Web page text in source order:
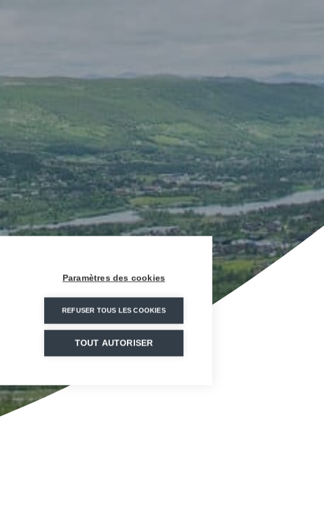
Paramètres des cookies
REFUSER TOUS LES COOKIES
TOUT AUTORISER